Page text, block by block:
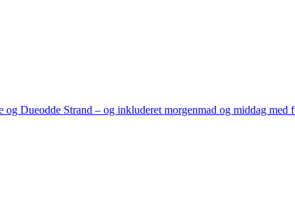
Dueodde Strand – og inkluderet morgenmad og middag med